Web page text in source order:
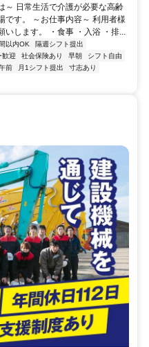
～ 日常生活で介護が必要な高齢
です。 ～お仕事内容～ 利用者様
します。 ・食事 ・入浴 ・排...
以内OK
隔週シフト提出
歓迎 社会保険あり 早朝
シフト自由
前 月1シフト提出
寸志あり